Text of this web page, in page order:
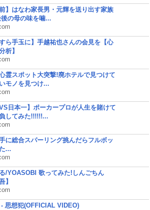
前】はなわ家長男・元輝を送り出す家族
の母の味を噛...
すら手玉に】手越祐也さんの会見を【心
析】
霊スポット大突撃!廃ホテルで見つけて
モノを見つけ...
VS日本一】ポーカープロが人生を賭けて
してみた!!!!!!...
に総合スパーリング挑んだらフルボッ
...
/YOASOBI 歌ってみた!しんごちん
】
- 思想犯(OFFICIAL VIDEO)